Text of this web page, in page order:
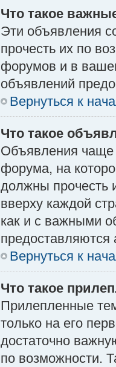
Что такое
Эти объявления
прочесть их по
форумов и в
объявлений
Вернуться к
Что такое
Объявления
форума, на
должны прочесть
вверху каждой
как и с важными
предоставляются
Вернуться к
Что такое
Прилепленные
только на его
достаточно
по возможности.